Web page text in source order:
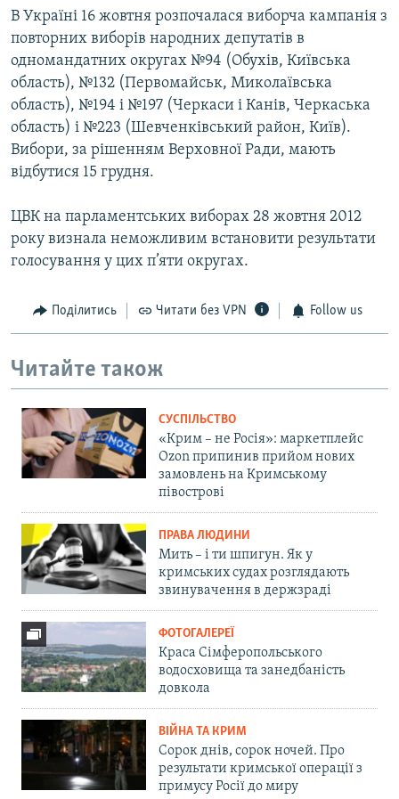
В Україні 16 жовтня розпочалася виборча кампанія з
повторних виборів народних депутатів в
одномандатних округах №94 (Обухів, Київська
область), №132 (Первомайськ, Миколаївська
область), №194 і №197 (Черкаси і Канів, Черкаська
область) і №223 (Шевченківський район, Київ).
Вибори, за рішенням Верховної Ради, мають
відбутися 15 грудня.
ЦВК на парламентських виборах 28 жовтня 2012
року визнала неможливим встановити результати
голосування у цих п’яти округах.
Поділитись Читати без VPN Follow us
Читайте також
СУСПІЛЬСТВО
«Крим – не Росія»: маркетплейс
Ozon припинив прийом нових
замовлень на Кримському
півострові
ПРАВА ЛЮДИНИ
Мить – і ти шпигун. Як у
кримських судах розглядають
звинувачення в держзраді
ФОТОГАЛЕРЕЇ
Краса Сімферопольського
водосховища та занедбаність
довкола
ВІЙНА ТА КРИМ
Сорок днів, сорок ночей. Про
результати кримської операції з
примусу Росії до миру